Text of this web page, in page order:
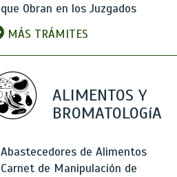
que Obran en los Juzgados
MÁS TRÁMITES
ALIMENTOS Y
BROMATOLOGíA
Abastecedores de Alimentos
Carnet de Manipulación de